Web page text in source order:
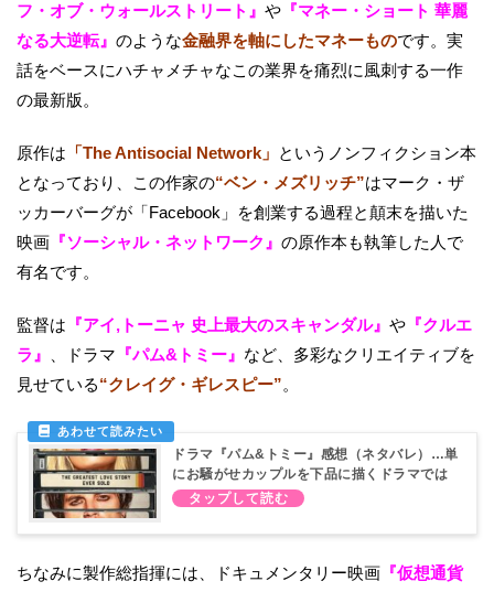
フ・オブ・ウォールストリート』 や 『マネー・ショート 華麗
なる大逆転』 のような金融界を軸にしたマネーものです。実
話をベースにハチャメチャなこの業界を痛烈に風刺する一作
の最新版。
原作は 「The Antisocial Network」 というノンフィクション本
となっており、この作家の“ベン・メズリッチ”はマーク・ザ
ッカーバーグが「Facebook」を創業する過程と顛末を描いた
映画 『ソーシャル・ネットワーク』 の原作本も執筆した人で
有名です。
監督は 『アイ,トーニャ 史上最大のスキャンダル』 や 『クルエ
ラ』
、ドラマ 『パム&トミー』 など、多彩なクリエイティブを
見せている“クレイグ・ギレスピー”。
ドラマ『パム&トミー』感想（ネタバレ）…単
にお騒がせカップルを下品に描くドラマでは
ない
ちなみに製作総指揮には、ドキュメンタリー映画 『仮想通貨